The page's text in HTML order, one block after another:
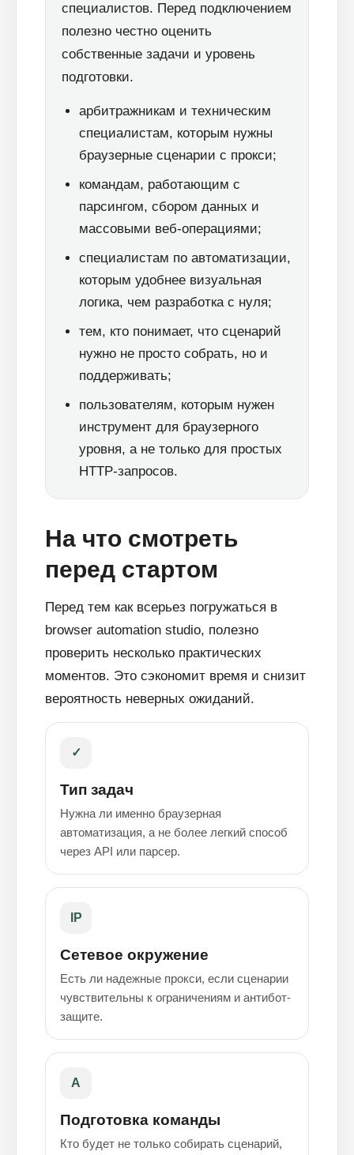
специалистов. Перед подключением
полезно честно оценить
собственные задачи и уровень
подготовки.
арбитражникам и техническим
специалистам, которым нужны
браузерные сценарии с прокси;
командам, работающим с
парсингом, сбором данных и
массовыми веб-операциями;
специалистам по автоматизации,
которым удобнее визуальная
логика, чем разработка с нуля;
тем, кто понимает, что сценарий
нужно не просто собрать, но и
поддерживать;
пользователям, которым нужен
инструмент для браузерного
уровня, а не только для простых
HTTP-запросов.
На что смотреть
перед стартом
Перед тем как всерьез погружаться в
browser automation studio, полезно
проверить несколько практических
моментов. Это сэкономит время и снизит
вероятность неверных ожиданий.
✓
Тип задач
Нужна ли именно браузерная
автоматизация, а не более легкий способ
через API или парсер.
IP
Сетевое окружение
Есть ли надежные прокси, если сценарии
чувствительны к ограничениям и антибот-
защите.
A
Подготовка команды
Кто будет не только собирать сценарий,